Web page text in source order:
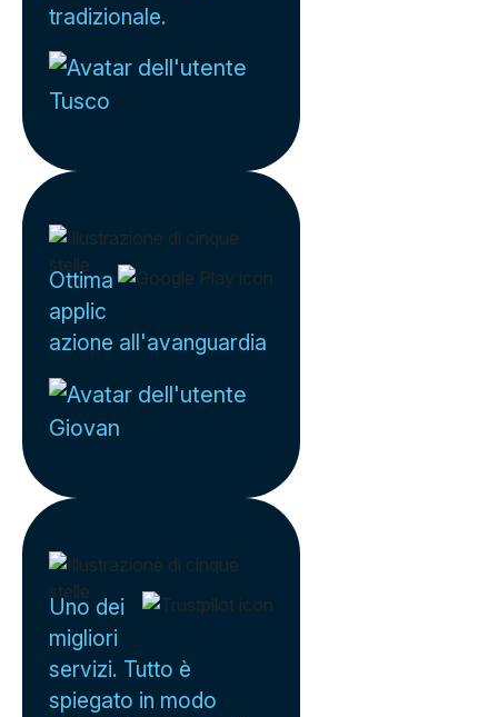
tradizionale.
Tusco
Ottima
applic
azione all'avanguardia
Giovan
Uno dei
migliori
servizi. Tutto è
spiegato in modo